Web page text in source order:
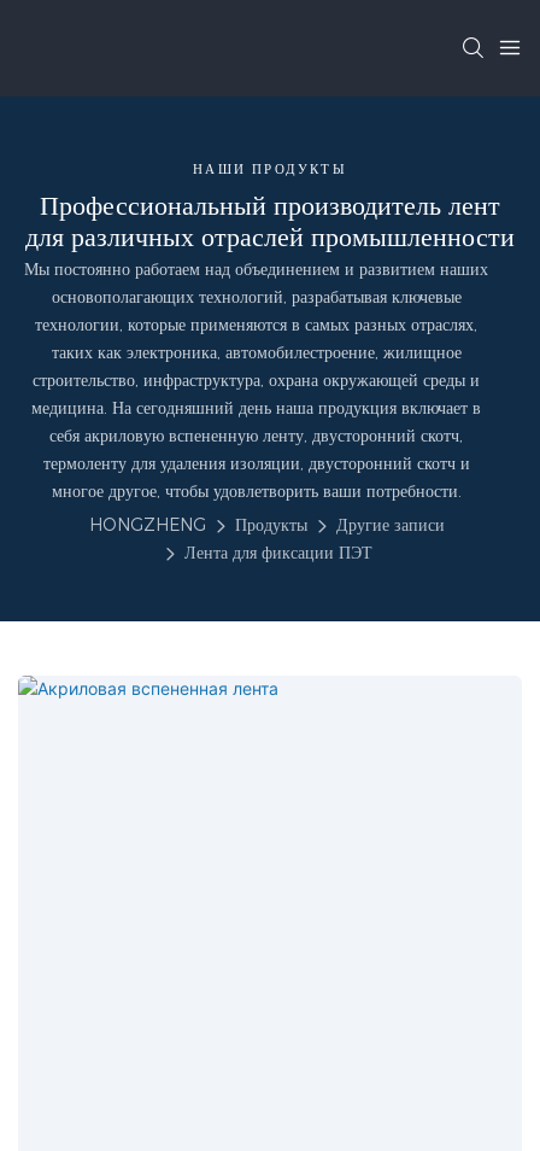
НАШИ ПРОДУКТЫ
Профессиональный производитель лент
для различных отраслей промышленности
Мы постоянно работаем над объединением и развитием наших
основополагающих технологий, разрабатывая ключевые
технологии, которые применяются в самых разных отраслях,
таких как электроника, автомобилестроение, жилищное
строительство, инфраструктура, охрана окружающей среды и
медицина. На сегодняшний день наша продукция включает в
себя акриловую вспененную ленту, двусторонний скотч,
термоленту для удаления изоляции, двусторонний скотч и
многое другое, чтобы удовлетворить ваши потребности.
HONGZHENG
Продукты
Другие записи
Лента для фиксации ПЭТ